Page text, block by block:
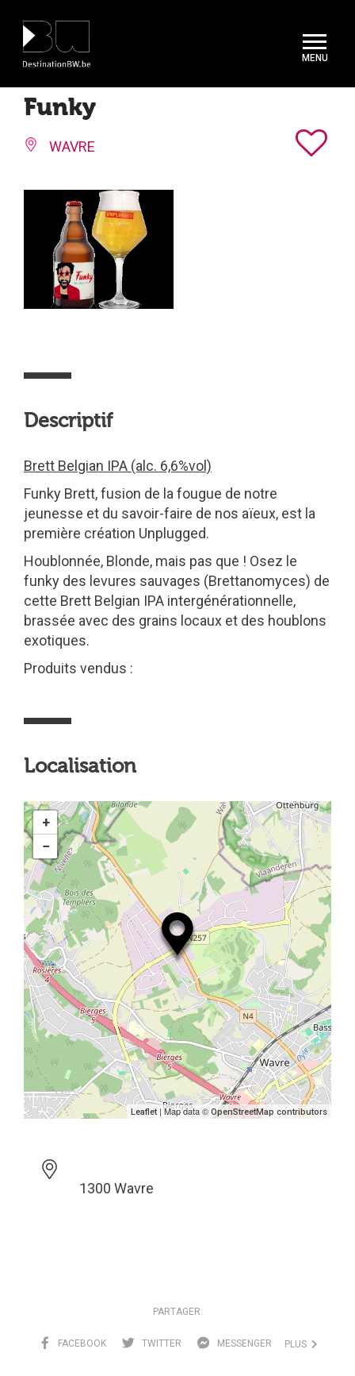
Funky
WAVRE
Descriptif
Brett Belgian IPA (alc. 6,6%vol)
Funky Brett, fusion de la fougue de notre
jeunesse et du savoir-faire de nos aïeux, est la
première création Unplugged.
Houblonnée, Blonde, mais pas que ! Osez le
funky des levures sauvages (Brettanomyces) de
cette Brett Belgian IPA intergénérationnelle,
brassée avec des grains locaux et des houblons
exotiques.
Produits vendus :
Localisation
+
−
Leaflet | Map data © OpenStreetMap contributors
1300 Wavre
PARTAGER:
FACEBOOK TWITTER MESSENGER PLUS